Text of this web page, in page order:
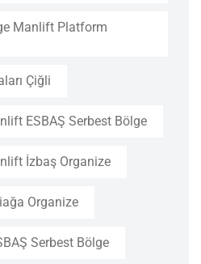
Manlift Platform
Çiğli
ESBAŞ Serbest Bölge
İzbaş Organize
Organize
Serbest Bölge